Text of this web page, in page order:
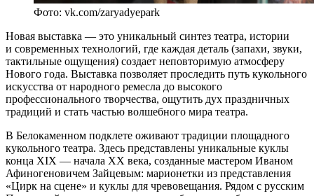
Фото: vk.com/zaryadyepark
Новая выставка — это уникальный синтез театра, истории
и современных технологий, где каждая деталь (запахи, звуки,
тактильные ощущения) создает неповторимую атмосферу
Нового года. Выставка позволяет проследить путь кукольного
искусства от народного ремесла до высокого
профессионального творчества, ощутить дух праздничных
традиций и стать частью волшебного мира театра.
В Белокаменном подклете оживают традиции площадного
кукольного театра. Здесь представлены уникальные куклы
конца XIX — начала XX века, созданные мастером Иваном
Афиногеновичем Зайцевым: марионетки из представления
«Цирк на сцене» и куклы для чревовещания. Рядом с русским